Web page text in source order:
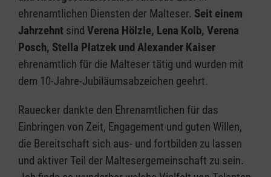
ehrenamtlichen Diensten der Malteser. Seit einem
Jahrzehnt sind Verena Hölzle, Lena Kolb, Verena
Posch, Stella Platzek und Alexander Kaiser
ehrenamtlich für die Malteser tätig und wurden mit
dem 10-Jahre-Jubiläumsabzeichen geehrt.
Rauecker dankte den Ehrenamtlichen für das
Einbringen von Zeit, Engagement und guten Willen,
die Bereitschaft sich aus- und fortbilden zu lassen
und aktiver Teil der Maltesergemeinschaft zu sein.